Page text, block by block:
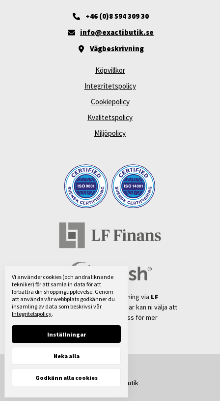
+46 (0)8 594 309 30
info@exactibutik.se
Vägbeskrivning
Köpvillkor
Integritetspolicy
Cookiepolicy
Kvalitetspolicy
Miljöpolicy
Vi använder oss av fakturabetalning via LF
Finans®. För mindre beställningar kan ni välja att
betala med
. Kontakta oss för mer
information.
© 2026 Exact i Butik
Vi använder cookies (och andra liknande
tekniker) för att samla in data för att
förbättra din shoppingupplevelse. Genom
att använda vår webbplats godkänner du
insamling av data som beskrivs i vår
Integritetspolicy.
Inställningar
Neka alla
Godkänn alla cookies